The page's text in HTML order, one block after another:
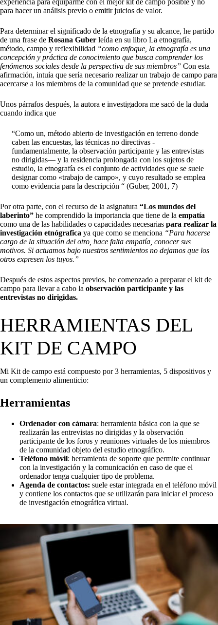
experiencia para equiparme con el mejor kit de campo posible y no
para hacer un análisis previo o emitir juicios de valor.
Para determinar el significado de la etnografía y su alcance, he partido
de una frase de Rosana Guber leída en su libro La etnografía,
método, campo y reflexibilidad “como enfoque, la etnografía es una
concepción y práctica de conocimiento que busca comprender los
fenómenos sociales desde la perspectiva de sus miembros” Con esta
afirmación, intuía que sería necesario realizar un trabajo de campo para
acercarse a los miembros de la comunidad que se pretende estudiar.
Unos párrafos después, la autora e investigadora me sacó de la duda
cuando indica que
“Como un, método abierto de investigación en terreno donde
caben las encuestas, las técnicas no directivas -
fundamentalmente, la observación participante y las entrevistas
no dirigidas— y la residencia prolongada con los sujetos de
estudio, la etnografía es el conjunto de actividades que se suele
designar como «trabajo de campo», y cuyo resultado se emplea
como evidencia para la descripción “ (Guber, 2001, 7)
Por otra parte, con el recurso de la asignatura “Los mundos del
laberinto” he comprendido la importancia que tiene de la empatía
como una de las habilidades o capacidades necesarias para realizar la
investigación etnógrafica ya que como se menciona “Para hacerse
cargo de la situación del otro, hace falta empatía, conocer sus
motivos. Si actuamos bajo nuestros sentimientos no dejamos que los
otros expresen los tuyos.”
Después de estos aspectos previos, he comenzado a preparar el kit de
campo para llevar a cabo la observación participante y las
entrevistas no dirigidas.
HERRAMIENTAS DEL
KIT DE CAMPO
Mi Kit de campo está compuesto por 3 herramientas, 5 dispositivos y
un complemento alimenticio:
Herramientas
Ordenador con cámara: herramienta básica con la que se
realizarán las entrevistas no dirigidas y la observación
participante de los foros y reuniones virtuales de los miembros
de la comunidad objeto del estudio etnográfico.
Teléfono móvil: herramienta de soporte que permite continuar
con la investigación y la comunicación en caso de que el
ordenador tenga cualquier tipo de problema.
Agenda de contactos: suele estar integrada en el teléfono móvil
y contiene los contactos que se utilizarán para iniciar el proceso
de investigación etnográfica virtual.